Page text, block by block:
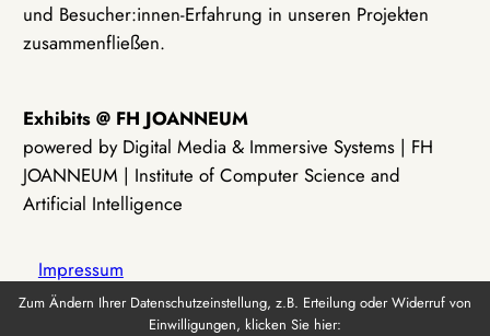
und Besucher:innen-Erfahrung in unseren Projekten
zusammenfließen.
Exhibits @ FH JOANNEUM
powered by Digital Media & Immersive Systems | FH
JOANNEUM | Institute of Computer Science and
Artificial Intelligence
Impressum
Zum Ändern Ihrer Datenschutzeinstellung, z.B. Erteilung oder Widerruf von
Einwilligungen, klicken Sie hier: